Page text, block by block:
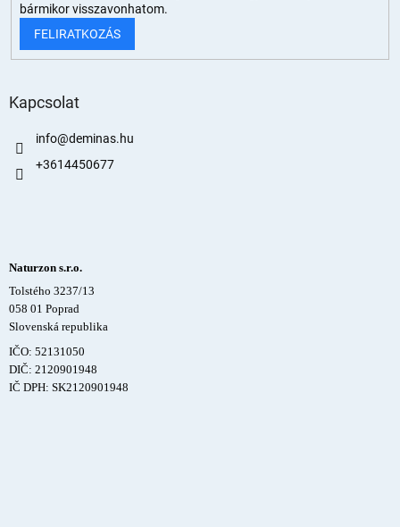
bármikor visszavonhatom.
FELIRATKOZÁS
Kapcsolat
info@deminas.hu
+3614450677
Naturzon s.r.o.
Tolstého 3237/13
058 01 Poprad
Slovenská republika
IČO: 52131050
DIČ: 2120901948
IČ DPH: SK2120901948